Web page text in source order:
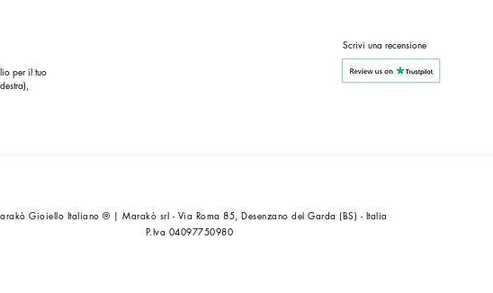
per il tuo
Scrivi una recensione
Gioiello Italiano ® | Marakò srl - Via Roma 85, Desenzano del Garda (BS) - Italia
P.Iva 04097750980